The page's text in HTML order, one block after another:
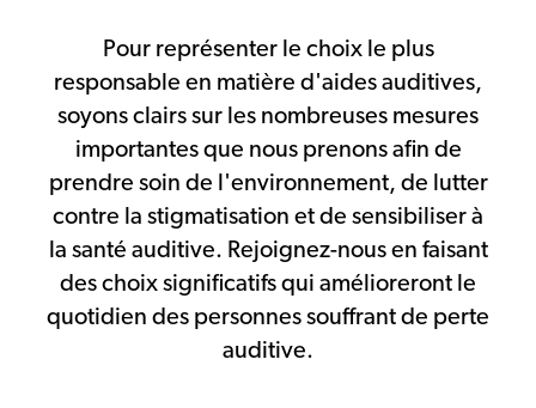
Pour représenter le choix le plus
responsable en matière d'aides auditives,
soyons clairs sur les nombreuses mesures
importantes que nous prenons afin de
prendre soin de l'environnement, de lutter
contre la stigmatisation et de sensibiliser à
la santé auditive. Rejoignez-nous en faisant
des choix significatifs qui amélioreront le
quotidien des personnes souffrant de perte
auditive.